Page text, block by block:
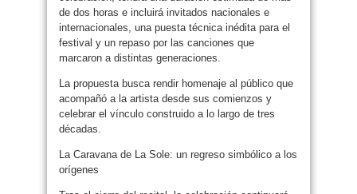
de dos horas e incluirá invitados nacionales e
internacionales, una puesta técnica inédita para el
festival y un repaso por las canciones que
marcaron a distintas generaciones.
La propuesta busca rendir homenaje al público que
acompañó a la artista desde sus comienzos y
celebrar el vínculo construido a lo largo de tres
décadas.
La Caravana de La Sole: un regreso simbólico a los
orígenes